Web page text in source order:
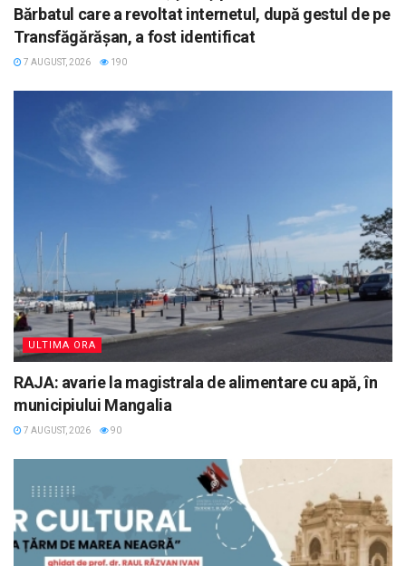
Bărbatul care a revoltat internetul, după gestul de pe
Transfăgărășan, a fost identificat
7 AUGUST, 2026 190
ULTIMA ORA
RAJA: avarie la magistrala de alimentare cu apă, în
municipiului Mangalia
7 AUGUST, 2026 90